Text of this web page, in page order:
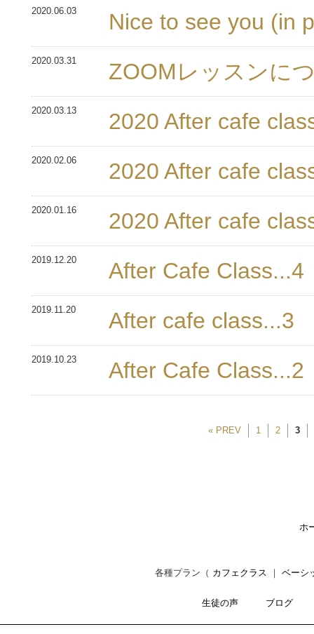
2020.06.03 Nice to see you (in
2020.03.31 ZOOMレッスンに
2020.03.13 2020 After cafe
2020.02.06 2020 After cafe
2020.01.16 2020 After cafe
2019.12.20 After Cafe Class...4
2019.11.20 After cafe class...3
2019.10.23 After Cafe Class...2
« PREV 1 2 3
ホ
各種プラン（ カフェクラス ｜ ベーシ
生徒の声 ブログ